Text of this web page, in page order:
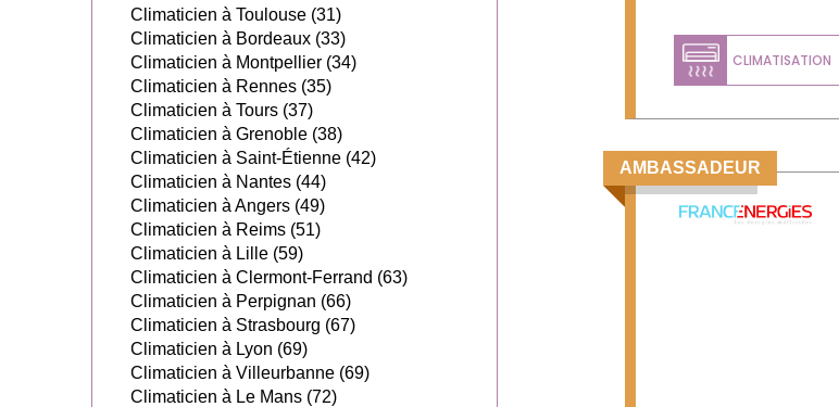
Climaticien à Toulouse (31)
Climaticien à Bordeaux (33)
Climaticien à Montpellier (34)
Climaticien à Rennes (35)
Climaticien à Tours (37)
Climaticien à Grenoble (38)
Climaticien à Saint-Étienne (42)
Climaticien à Nantes (44)
Climaticien à Angers (49)
Climaticien à Reims (51)
Climaticien à Lille (59)
Climaticien à Clermont-Ferrand (63)
Climaticien à Perpignan (66)
Climaticien à Strasbourg (67)
Climaticien à Lyon (69)
Climaticien à Villeurbanne (69)
Climaticien à Le Mans (72)
CLIMATISATION
AMBASSADEUR